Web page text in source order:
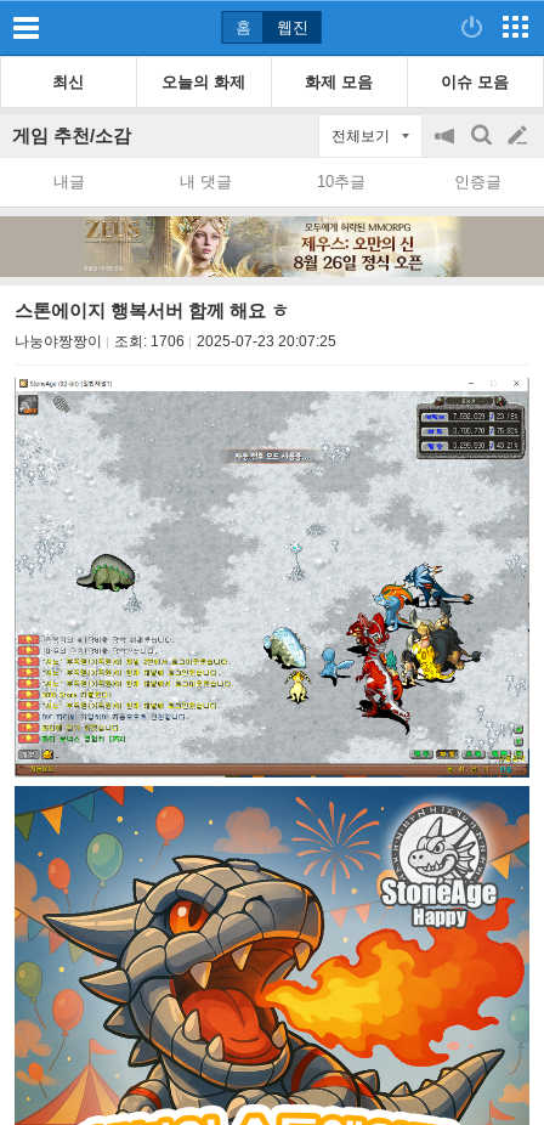
홈 웹진
최신 오늘의 화제 화제 모음 이슈 모음
게임 추천/소감 전체보기
공
on/off
검
색
글
쓰
내글 내 댓글 10추글 인증글
스톤에이지 행복서버 함께 해요 ㅎ
나눙야짱짱이 조회: 1706 2025-07-23 20:07:25